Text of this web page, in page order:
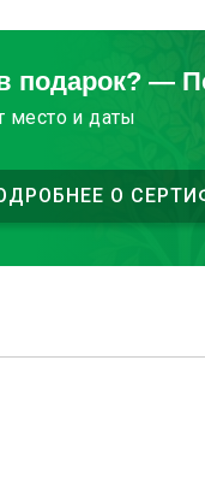
подарок? —
место и даты
О